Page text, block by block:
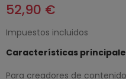
52,90 €
Impuestos incluidos
Características
Para creadores de